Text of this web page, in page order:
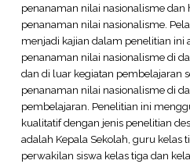
penanaman nilai nasionalisme dan
penanaman nilai nasionalisme.
menjadi kajian dalam penelitian ini
penanaman nilai nasionalisme di
dan di luar kegiatan pembelajaran
penanaman nilai nasionalisme di
pembelajaran. Penelitian ini
kualitatif dengan jenis penelitian
adalah Kepala Sekolah, guru kelas
perwakilan siswa kelas tiga dan